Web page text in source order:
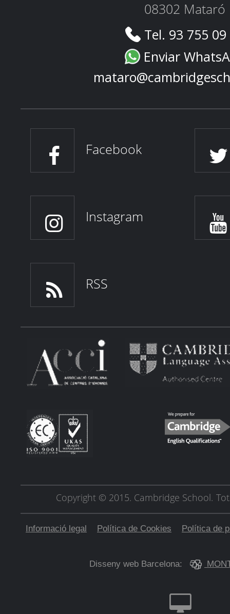
08302 Mataró
Tel. 93 755
Enviar
Facebook
Instagram
RSS
Copyright © 2015. Cambridge School.
Informació legal Política de Cookies Política de
Disseny web Barcelona: